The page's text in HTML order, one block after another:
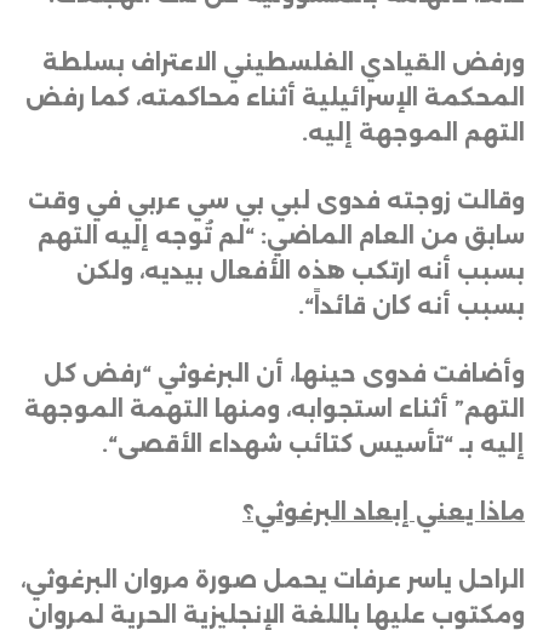
ورفض القيادي الفلسطيني الاعتراف بسلطة
المحكمة الإسرائيلية أثناء محاكمته، كما رفض
التهم الموجهة إليه.
وقالت زوجته فدوى لبي بي سي عربي في وقت
سابق من العام الماضي: “لم تُوجه إليه التهم
بسبب أنه ارتكب هذه الأفعال بيديه، ولكن
بسبب أنه كان قائداً “.
وأضافت فدوى حينها، أن البرغوثي “رفض كل
التهم” أثناء استجوابه، ومنها التهمة الموجهة
إليه بـ “تأسيس كتائب شهداء الأقصى“.
ماذا يعني إبعاد البرغوثي؟
الراحل ياسر عرفات يحمل صورة مروان البرغوثي،
ومكتوب عليها باللغة الإنجليزية الحرية لمروان